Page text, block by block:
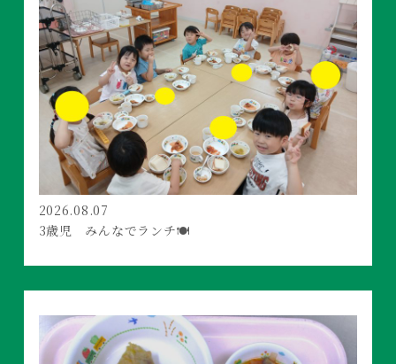
2026.08.07
3歳児 みんなでランチ🍽️